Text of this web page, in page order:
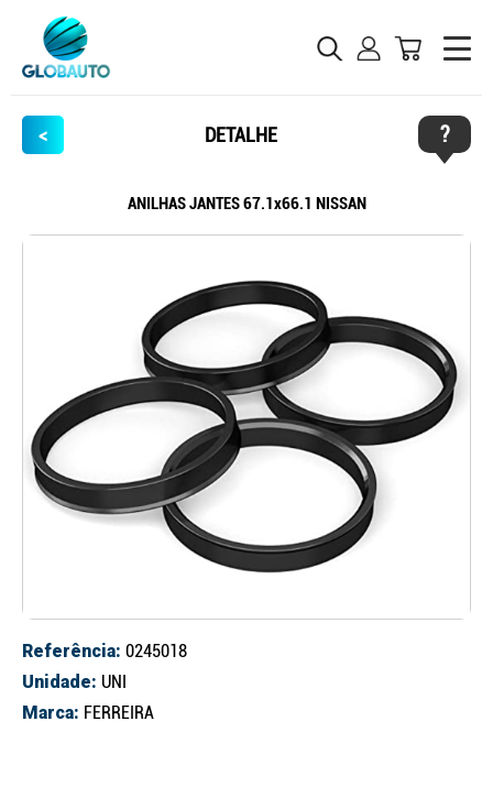
< DETALHE ?
ANILHAS JANTES 67.1x66.1 NISSAN
Referência: 0245018
Unidade: UNI
Marca: FERREIRA